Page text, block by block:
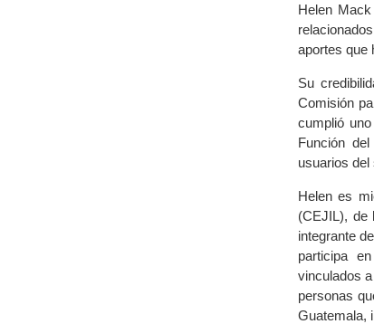
Helen
aportes que
Su
Comisión
cumplió
Función
usuarios del
Helen es
(CEJIL), de
integrante
participa
vinculados
personas
Guatemala,